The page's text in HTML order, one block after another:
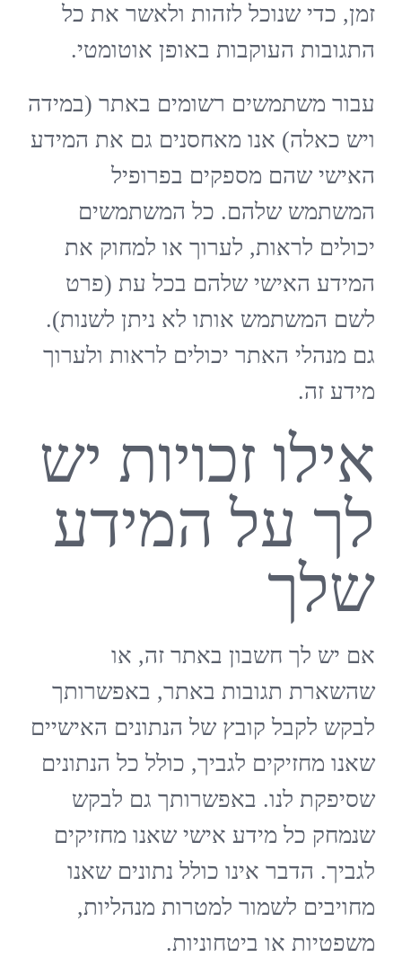
זמן, כדי שנוכל לזהות ולאשר את כל
התגובות העוקבות באופן אוטומטי.
עבור משתמשים רשומים באתר (במידה
ויש כאלה) אנו מאחסנים גם את המידע
האישי שהם מספקים בפרופיל
המשתמש שלהם. כל המשתמשים
יכולים לראות, לערוך או למחוק את
המידע האישי שלהם בכל עת (פרט
לשם המשתמש אותו לא ניתן לשנות).
גם מנהלי האתר יכולים לראות ולערוך
מידע זה.
אילו זכויות יש
לך על המידע
שלך
אם יש לך חשבון באתר זה, או
שהשארת תגובות באתר, באפשרותך
לבקש לקבל קובץ של הנתונים האישיים
שאנו מחזיקים לגביך, כולל כל הנתונים
שסיפקת לנו. באפשרותך גם לבקש
שנמחק כל מידע אישי שאנו מחזיקים
לגביך. הדבר אינו כולל נתונים שאנו
מחויבים לשמור למטרות מנהליות,
משפטיות או ביטחוניות.